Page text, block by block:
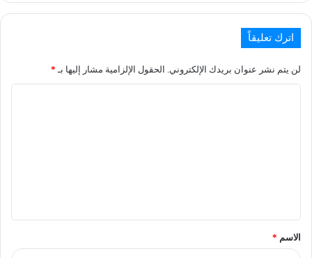
اترك تعليقاً
لن يتم نشر عنوان بريدك الإلكتروني. الحقول الإلزامية مشار إليها بـ *
الاسم *